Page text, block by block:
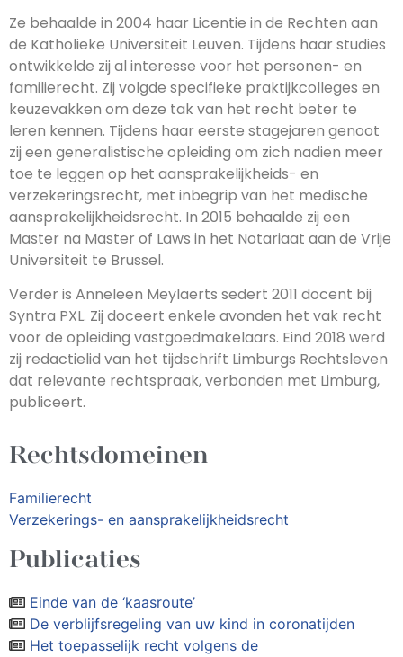
Ze behaalde in 2004 haar Licentie in de Rechten aan
de Katholieke Universiteit Leuven. Tijdens haar studies
ontwikkelde zij al interesse voor het personen- en
familierecht. Zij volgde specifieke praktijkcolleges en
keuzevakken om deze tak van het recht beter te
leren kennen. Tijdens haar eerste stagejaren genoot
zij een generalistische opleiding om zich nadien meer
toe te leggen op het aansprakelijkheids- en
verzekeringsrecht, met inbegrip van het medische
aansprakelijkheidsrecht. In 2015 behaalde zij een
Master na Master of Laws in het Notariaat aan de Vrije
Universiteit te Brussel.
Verder is Anneleen Meylaerts sedert 2011 docent bij
Syntra PXL. Zij doceert enkele avonden het vak recht
voor de opleiding vastgoedmakelaars. Eind 2018 werd
zij redactielid van het tijdschrift Limburgs Rechtsleven
dat relevante rechtspraak, verbonden met Limburg,
publiceert.
Rechtsdomeinen
Familierecht
Verzekerings- en aansprakelijkheidsrecht
Publicaties
Einde van de ‘kaasroute’
De verblijfsregeling van uw kind in coronatijden
Het toepasselijk recht volgens de